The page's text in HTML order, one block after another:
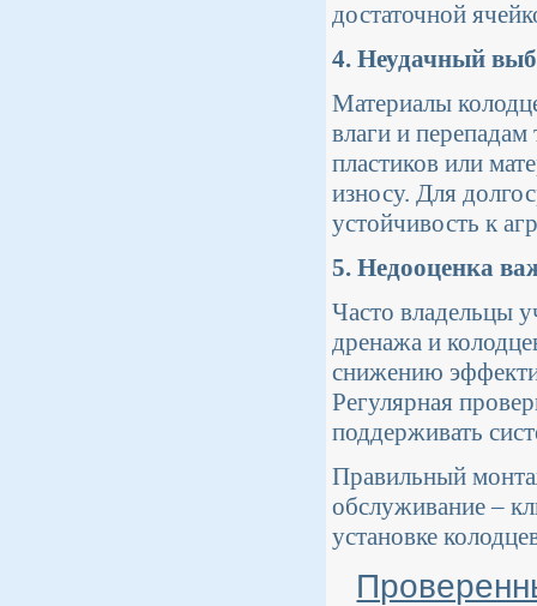
достаточной
4. Неудачный
Материалы
влаги и
пластиков или
износу. Для
устойчивость к
5. Недооценка
Часто владельцы
дренажа и
снижению
Регулярная
поддерживать
Правильный
обслуживание –
установке